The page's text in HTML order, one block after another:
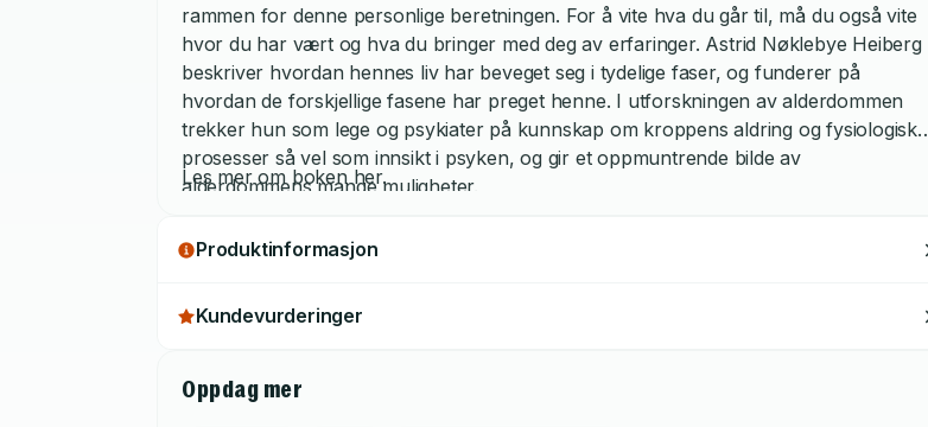
rammen for denne personlige beretningen. For å vite hva du går til, må du også vite
hvor du har vært og hva du bringer med deg av erfaringer. Astrid Nøklebye Heiberg
beskriver hvordan hennes liv har beveget seg i tydelige faser, og funderer på
hvordan de forskjellige fasene har preget henne. I utforskningen av alderdommen
trekker hun som lege og psykiater på kunnskap om kroppens aldring og fysiologiske
prosesser så vel som innsikt i psyken, og gir et oppmuntrende bilde av
alderdommens mange muligheter.
Les mer om boken her.
Produktinformasjon
Kundevurderinger
Oppdag mer